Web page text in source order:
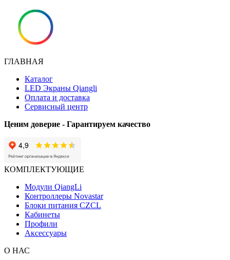
ГЛАВНАЯ
Каталог
LED Экраны Qiangli
Оплата и доставка
Сервисный центр
Ценим доверие - Гарантируем качество
КОМПЛЕКТУЮЩИЕ
Модули QiangLi
Контроллеры Novastar
Блоки питания CZCL
Кабинеты
Профили
Аксессуары
О НАС